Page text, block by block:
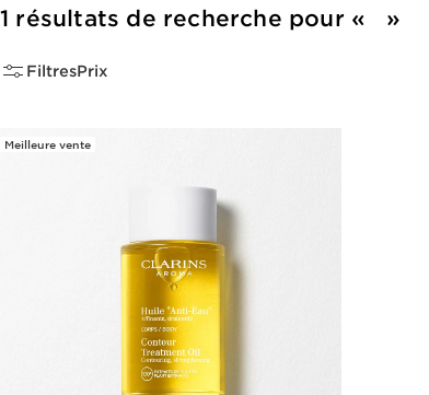
1 résultats de recherche pour
FiltresPrix
Meilleure vente